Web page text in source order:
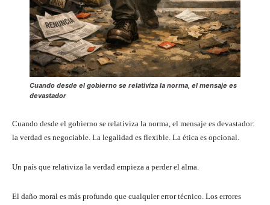
Cuando desde el gobierno se relativiza la norma, el mensaje es
devastador
Cuando desde el gobierno se relativiza la norma, el mensaje es devastador:
la verdad es negociable. La legalidad es flexible. La ética es opcional.
Un país que relativiza la verdad empieza a perder el alma.
El daño moral es más profundo que cualquier error técnico. Los errores